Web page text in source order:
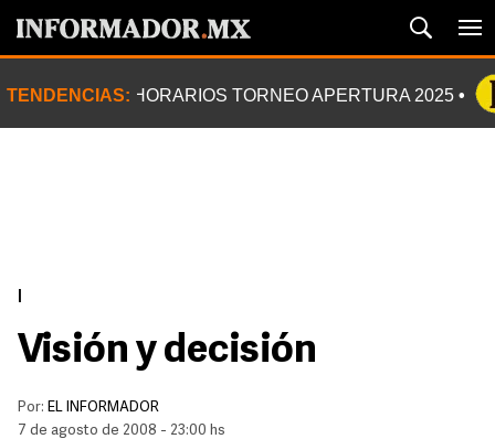
TENDENCIAS: HORARIOS TORNEO APERTURA 2025
Visión y decisión
Por: EL INFORMADOR
7 de agosto de 2008 - 23:00 hs